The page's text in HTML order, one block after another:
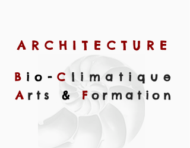
ARCHITECTURE
B io -C limatique
A rts &F ormation